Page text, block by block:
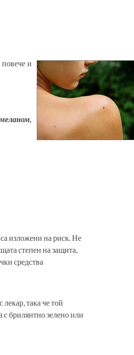
повече и
изложени на риск. Не
степен на защита,
средства
така че той
с брилянтно зелено или